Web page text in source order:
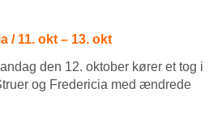
/ 11. okt – 13. okt
den 12. oktober kører et tog i
og Fredericia med ændrede